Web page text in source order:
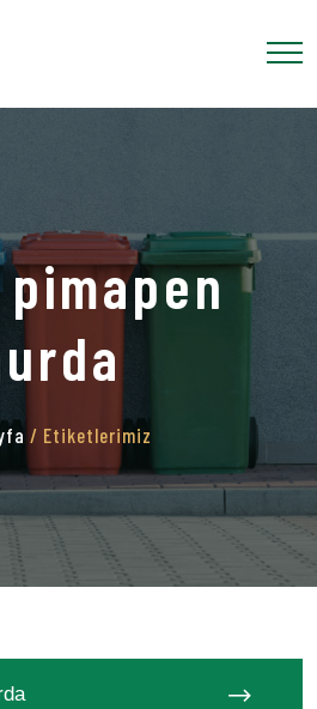
/ Etiketlerimiz